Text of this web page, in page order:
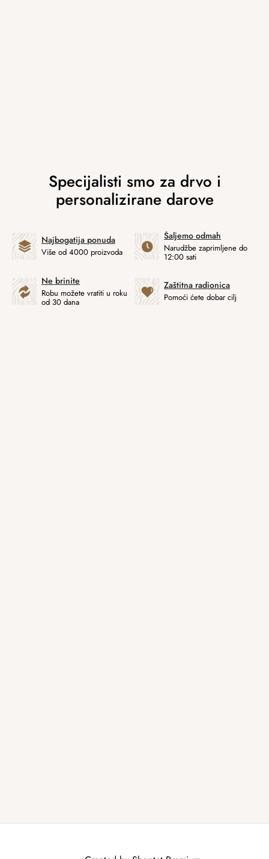
Najbogatija ponuda
Više od 4000 proizvoda
Šaljemo odmah
Narudžbe zaprimljene do
12:00 sati
Ne brinite
Robu možete vratiti u roku
od 30 dana
Zaštitna radionica
Pomoći ćete dobar cilj